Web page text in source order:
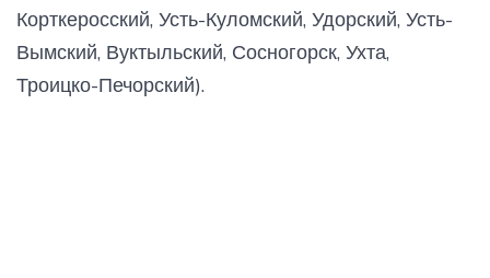
Корткеросский, Усть-Куломский, Удорский, Усть-
Вымский, Вуктыльский, Сосногорск, Ухта,
Троицко-Печорский).